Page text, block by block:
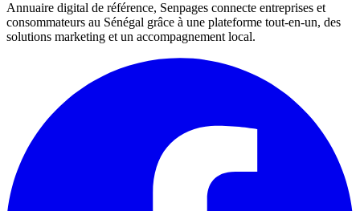
Annuaire digital de référence, Senpages connecte entreprises et
consommateurs au Sénégal grâce à une plateforme tout-en-un, des
solutions marketing et un accompagnement local.